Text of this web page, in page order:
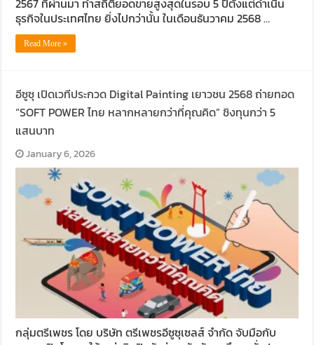
2567 ที่ผ่านมา ทำสถิติยอดขายสูงสุดในรอบ 5 ปีตั้งแต่ดำเนิน
ธุรกิจในประเทศไทย ยิ่งไปกว่านั้น ในเดือนธันวาคม 2568 …
Read More »
อีซูซุ เปิดเวทีประกวด Digital Painting เยาวชน 2568 ถ่ายทอด
“SOFT POWER ไทย หลากหลายกว่าที่คุณคิด” ชิงทุนกว่า 5
แสนบาท
January 6, 2026
กลุ่มตรีเพชร โดย บริษัท ตรีเพชรอีซูซุเซลส์ จำกัด จับมือกับ